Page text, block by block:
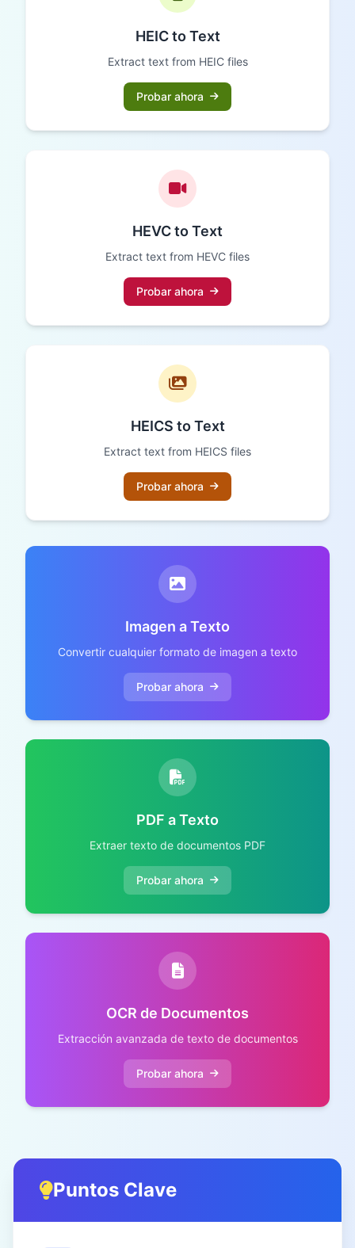
HEIC to Text
Extract text from HEIC files
Probar ahora
HEVC to Text
Extract text from HEVC files
Probar ahora
HEICS to Text
Extract text from HEICS files
Probar ahora
Imagen a Texto
Convertir cualquier formato de imagen a texto
Probar ahora
PDF a Texto
Extraer texto de documentos PDF
Probar ahora
OCR de Documentos
Extracción avanzada de texto de documentos
Probar ahora
Puntos Clave